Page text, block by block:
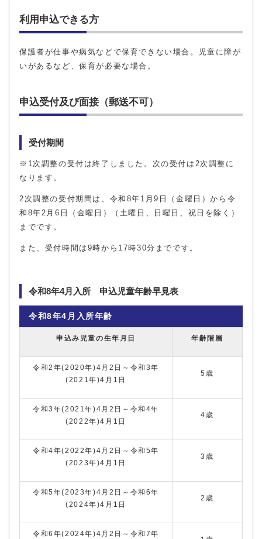
利用申込できる方
保護者が仕事や病気などで保育できない場合。児童に障が
いがあるなど、保育が必要な場合。
申込受付及び面接（郵送不可）
受付期間
※1次調整の受付は終了しました。次の受付は2次調整に
なります。
2次調整の受付期間は、令和8年1月9日（金曜日）から令
和8年2月6日（金曜日）（土曜日、日曜日、祝日を除く）
までです。
また、受付時間は9時から17時30分までです。
令和8年4月入所 申込児童年齢早見表
令和8年4月入所年齢
申込み児童の生年月日 年齢階層
令和2年(2020年)4月2日～令和3年
(2021年)4月1日
5歳
令和3年(2021年)4月2日～令和4年
(2022年)4月1日
4歳
令和4年(2022年)4月2日～令和5年
(2023年)4月1日
3歳
令和5年(2023年)4月2日～令和6年
(2024年)4月1日
2歳
令和6年(2024年)4月2日～令和7年